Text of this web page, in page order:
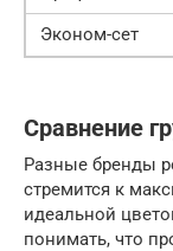
Эконом-сет
Сравнение
Разные бренды
стремится к
идеальной
понимать, что